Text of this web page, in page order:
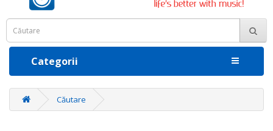
Categorii
Căutare